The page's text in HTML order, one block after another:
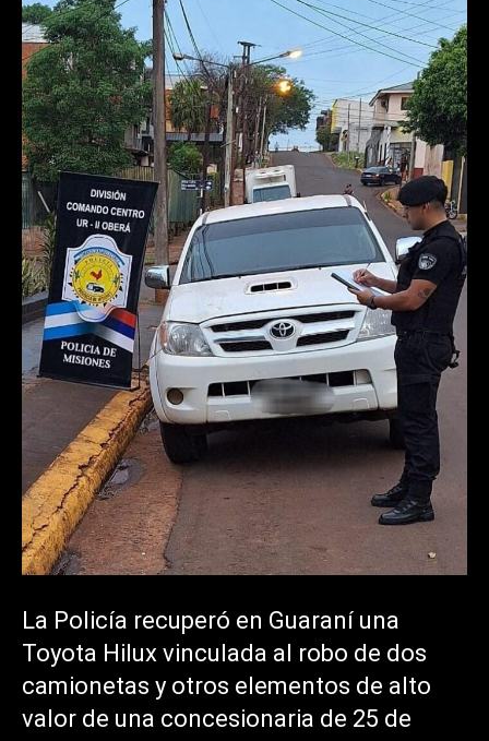
La Policía recuperó en Guaraní una
Toyota Hilux vinculada al robo de dos
camionetas y otros elementos de alto
valor de una concesionaria de 25 de